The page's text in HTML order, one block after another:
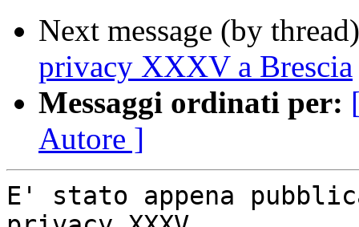
Next message (by
privacy XXXV a Brescia
Messaggi ordinati per:
Autore ]
E' stato appena